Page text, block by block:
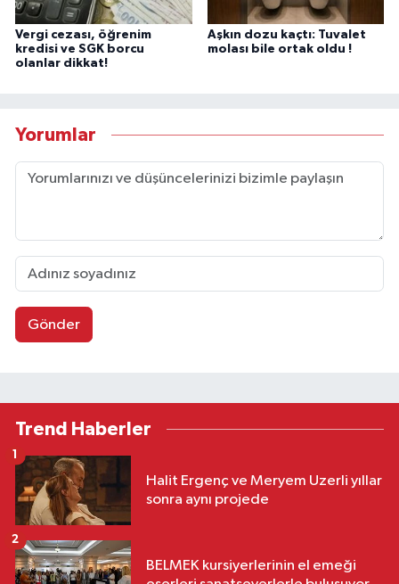
Vergi cezası, öğrenim
kredisi ve SGK borcu
olanlar dikkat!
Aşkın dozu kaçtı: Tuvalet
molası bile ortak oldu !
Yorumlar
Gönder
Trend Haberler
Halit Ergenç ve Meryem Uzerli yıllar
sonra aynı projede
1
BELMEK kursiyerlerinin el emeği
2